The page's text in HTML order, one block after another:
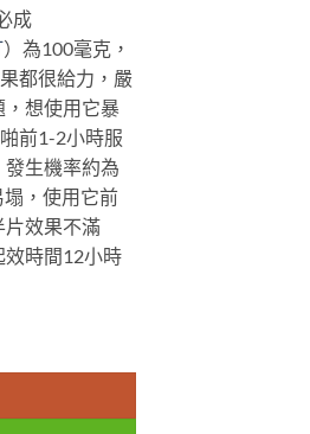
成
）為100毫克，
都很給力，嚴
想使用它暴
前1-2小時服
生機率約為
，使用它前
片效果不滿
效時間12小時